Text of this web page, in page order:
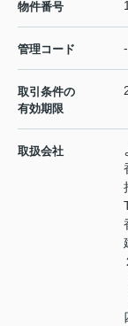
物件番号
管理コード -
取引条件の
有効期限
取扱会社